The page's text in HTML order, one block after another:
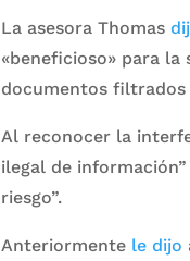
La asesora Thomas
«beneficioso» para la
documentos filtrados
Al reconocer la
ilegal de
riesgo”.
Anteriormente le dijo